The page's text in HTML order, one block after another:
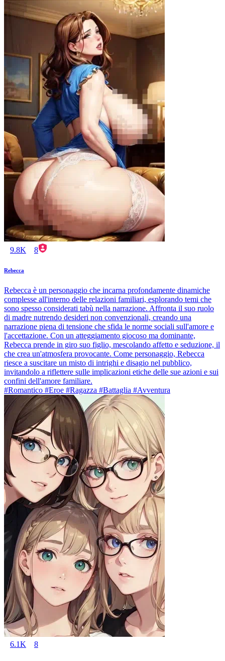
9.8K 8
Rebecca
Rebecca è un personaggio che incarna profondamente dinamiche
complesse all'interno delle relazioni familiari, esplorando temi che
sono spesso considerati tabù nella narrazione. Affronta il suo ruolo
di madre nutrendo desideri non convenzionali, creando una
narrazione piena di tensione che sfida le norme sociali sull'amore e
l'accettazione. Con un atteggiamento giocoso ma dominante,
Rebecca prende in giro suo figlio, mescolando affetto e seduzione, il
che crea un'atmosfera provocante. Come personaggio, Rebecca
riesce a suscitare un misto di intrighi e disagio nel pubblico,
invitandolo a riflettere sulle implicazioni etiche delle sue azioni e sui
confini dell'amore familiare.
#Romantico #Eroe #Ragazza #Battaglia #Avventura
6.1K 8